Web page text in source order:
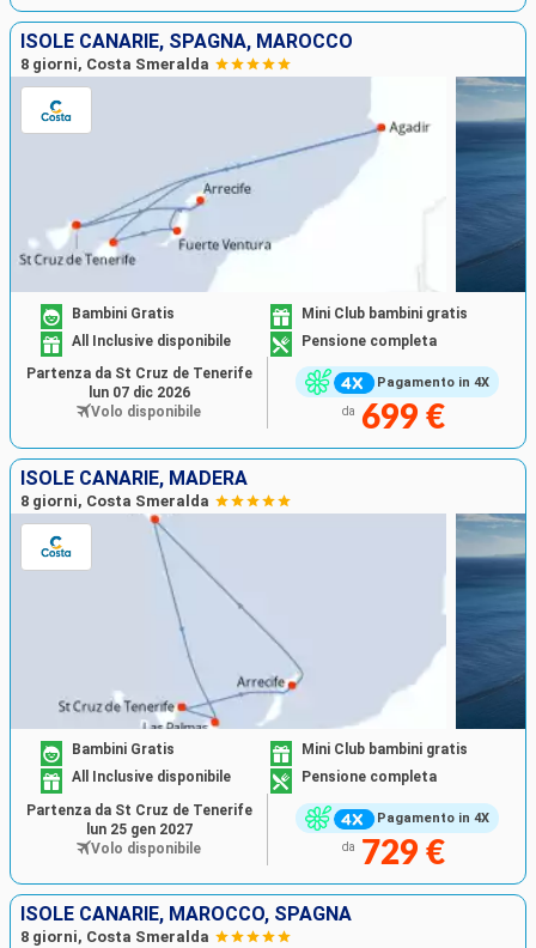
ISOLE CANARIE, SPAGNA, MAROCCO
8 giorni, Costa Smeralda
Pagamento in 4X
Bambini Gratis
Mini Club bambini gratis
All Inclusive disponibile
Pensione completa
da 699 €
Partenza da St Cruz de Tenerife
lun 07 dic 2026
Volo disponibile
ISOLE CANARIE, MADERA
8 giorni, Costa Smeralda
Pagamento in 4X
Bambini Gratis
Mini Club bambini gratis
All Inclusive disponibile
Pensione completa
da 729 €
Partenza da St Cruz de Tenerife
lun 25 gen 2027
Volo disponibile
ISOLE CANARIE, MAROCCO, SPAGNA
8 giorni, Costa Smeralda